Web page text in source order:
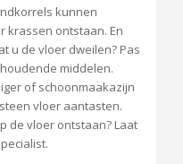
kunnen
krassen ontstaan. En
u de vloer dweilen? Pas
middelen.
of schoonmaakazijn
vloer aantasten.
de vloer ontstaan? Laat